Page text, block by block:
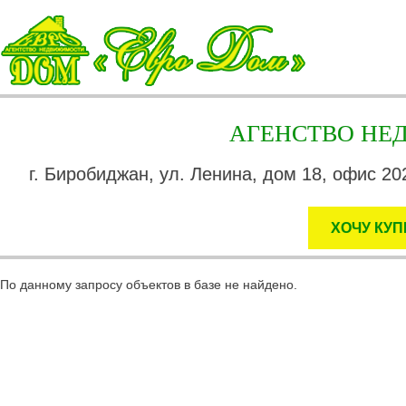
АГЕНСТВО
г. Биробиджан, ул. Ленина, дом 18, офис
ХОЧУ
По данному запросу объектов в базе не найдено.